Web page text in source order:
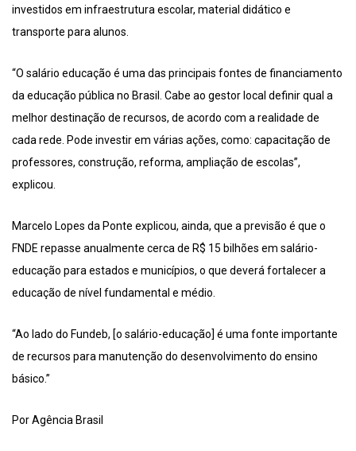
investidos em infraestrutura escolar, material didático e
transporte para alunos.
“O salário educação é uma das principais fontes de financiamento
da educação pública no Brasil. Cabe ao gestor local definir qual a
melhor destinação de recursos, de acordo com a realidade de
cada rede. Pode investir em várias ações, como: capacitação de
professores, construção, reforma, ampliação de escolas”,
explicou.
Marcelo Lopes da Ponte explicou, ainda, que a previsão é que o
FNDE repasse anualmente cerca de R$ 15 bilhões em salário-
educação para estados e municípios, o que deverá fortalecer a
educação de nível fundamental e médio.
“Ao lado do Fundeb, [o salário-educação] é uma fonte importante
de recursos para manutenção do desenvolvimento do ensino
básico.”
Por Agência Brasil